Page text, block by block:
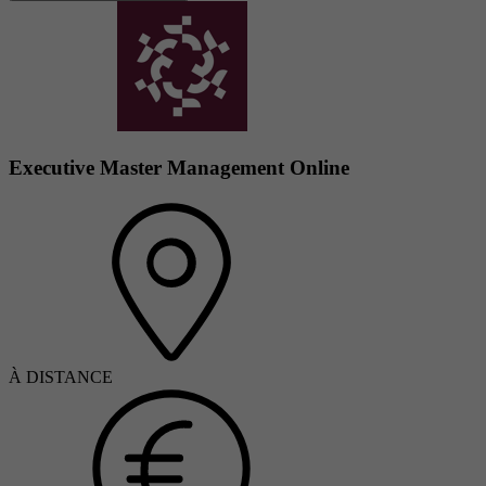
Executive Master Management Online
À DISTANCE